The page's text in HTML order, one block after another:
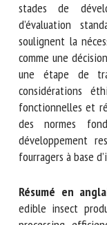
Cette revue met
lacunes dans les
d’indicateurs de
stades de
d’évaluation
soulignent la
comme une
comme une étape
des
nutritionnelles,
essentielle pour
et garantir le
alimentaires et